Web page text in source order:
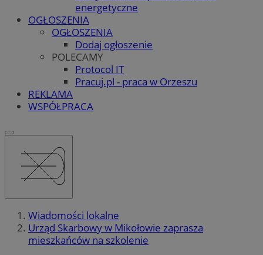
energetyczne
OGŁOSZENIA
OGŁOSZENIA
Dodaj ogłoszenie
POLECAMY
Protocol IT
Pracuj.pl - praca w Orzeszu
REKLAMA
WSPÓŁPRACA
Wiadomości lokalne
Urząd Skarbowy w Mikołowie zaprasza
mieszkańców na szkolenie